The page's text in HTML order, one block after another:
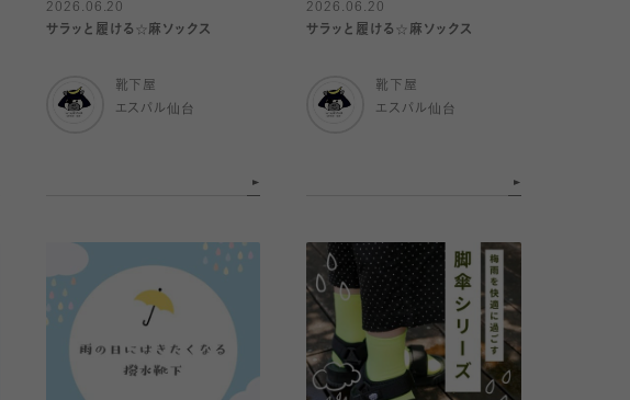
2026.06.20
サラッと履ける☆麻ソックス
靴下屋
エスパル仙台
2026.06.20
サラッと履ける☆麻ソックス
靴下屋
エスパル仙台